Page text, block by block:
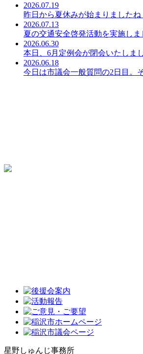
2026.07.19
昨日から夏休みが始まりましたね
2026.07.13
夏の交通安全啓発活動を実施しま
2026.06.30
本日、6月定例会が閉会いたしまし
2026.06.18
今日は市議会一般質問の2日目。
星野しゅんじ事務所